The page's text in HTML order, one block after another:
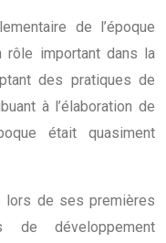
de l’époque
rôle important dans la
des pratiques de
à l’élaboration de
était quasiment
lors de ses premières
de développement